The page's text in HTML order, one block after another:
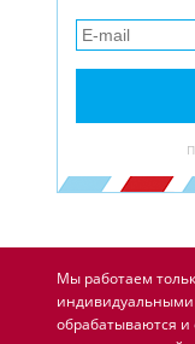
Мы работаем
индивидуальными
обрабатываются и